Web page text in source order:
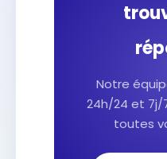
Notre
24h/24 et 7j/
toutes